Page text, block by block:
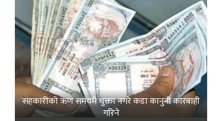
सहकारीको ऋण समयमै चुक्ता नगरे कडा कानुनी कारबाही
गरिने